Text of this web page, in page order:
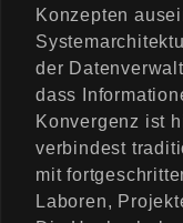
Konzepten
der
dass
Konvergenz ist
verbindest
mit
Laboren,